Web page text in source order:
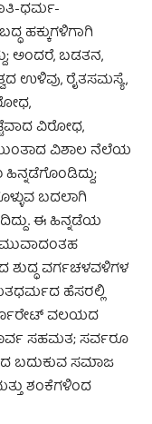
ಧರ್ಮ-
ಹಕ್ಕುಗಳಿಗಾಗಿ
ಅಂದರೆ, ಬಡತನ,
ಉಳಿವು, ರೈತಸಮಸ್ಯೆ,
ವಿರೋಧ,
ಮುಂತಾದ ವಿಶಾಲ ನೆಲೆಯ
ಬದಲಾಗಿ
ಈ ಹಿನ್ನಡೆಯ
ವರ್ಗಚಳವಳಿಗಳ
ಹೆಸರಲ್ಲಿ
ವಲಯದ
ಸಹಮತ; ಸರ್ವರೂ
ಸಮಾಜ
ಶಂಕೆಗಳಿಂದ